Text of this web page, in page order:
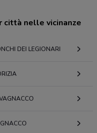
nelle vicinanze
DEI LEGIONARI